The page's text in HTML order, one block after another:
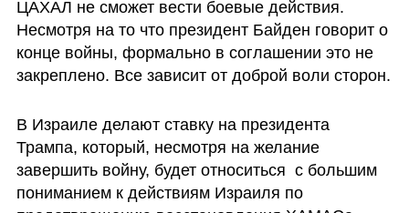
ЦАХАЛ не сможет вести боевые действия.
Несмотря на то что президент Байден говорит о
конце войны, формально в соглашении это не
закреплено. Все зависит от доброй воли сторон.
В Израиле делают ставку на президента
Трампа, который, несмотря на желание
завершить войну, будет относиться  с большим
пониманием к действиям Израиля по